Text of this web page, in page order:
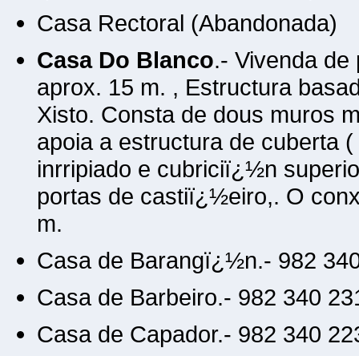
Casa Rectoral (Abandonada)
Casa Do Blanco.- Vivenda de
aprox. 15 m. , Estructura
Xisto. Consta de dous muros
apoia a estructura de cuberta
inrripiado e cubriciï¿½n
portas de castiï¿½eiro,. O
m.
Casa de Barangï¿½n.- 982
Casa de Barbeiro.- 982 340
Casa de Capador.- 982 340